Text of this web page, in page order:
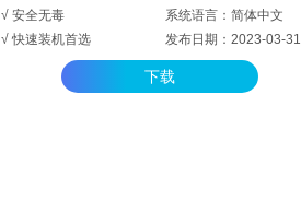
√ 安全无毒
系统语言：简体中文
√ 快速装机首选
发布日期：2023-03-31
下载